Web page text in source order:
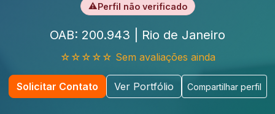
⚠Perfil não verificado
OAB: 200.943 | Rio de Janeiro
☆☆☆☆☆ Sem avaliações ainda
Solicitar Contato Ver Portfólio Compartilhar perfil